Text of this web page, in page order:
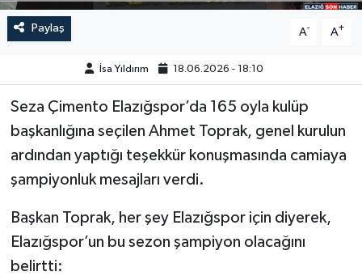
Paylaş A- A+
İsa Yıldırım 18.06.2026 - 18:10
Seza Çimento Elazığspor’da 165 oyla kulüp
başkanlığına seçilen Ahmet Toprak, genel kurulun
ardından yaptığı teşekkür konuşmasında camiaya
şampiyonluk mesajları verdi.
Başkan Toprak, her şey Elazığspor için diyerek,
Elazığspor’un bu sezon şampiyon olacağını
belirtti:
SİYASET
TEKNOLOJİ
YAŞAM